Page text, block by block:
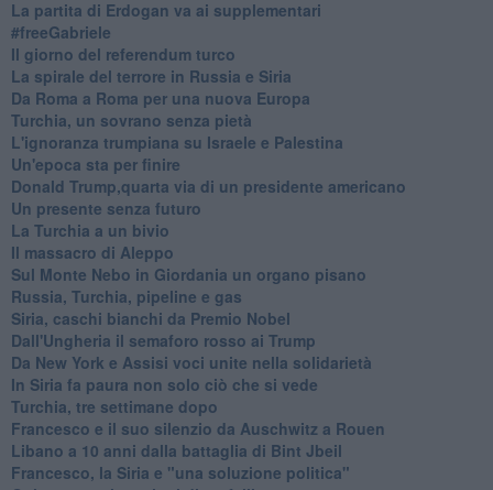
La partita di Erdogan va ai supplementari
#freeGabriele
Il giorno del referendum turco
La spirale del terrore in Russia e Siria
Da Roma a Roma per una nuova Europa
Turchia, un sovrano senza pietà
L'ignoranza trumpiana su Israele e Palestina
Un'epoca sta per finire
Donald Trump,quarta via di un presidente americano
Un presente senza futuro
La Turchia a un bivio
Il massacro di Aleppo
Sul Monte Nebo in Giordania un organo pisano
Russia, Turchia, pipeline e gas
Siria, caschi bianchi da Premio Nobel
Dall'Ungheria il semaforo rosso ai Trump
Da New York e Assisi voci unite nella solidarietà
In Siria fa paura non solo ciò che si vede
Turchia, tre settimane dopo
Francesco e il suo silenzio da Auschwitz a Rouen
Libano a 10 anni dalla battaglia di Bint Jbeil
Francesco, la Siria e "una soluzione politica"